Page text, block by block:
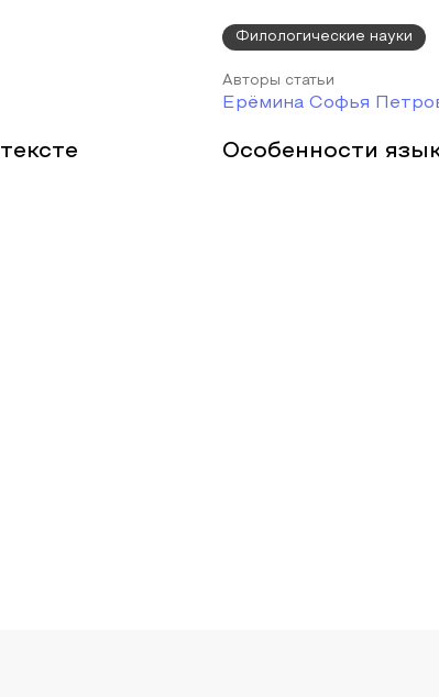
Филологические науки
Авторы статьи
Ерёмина Софья
Особенности